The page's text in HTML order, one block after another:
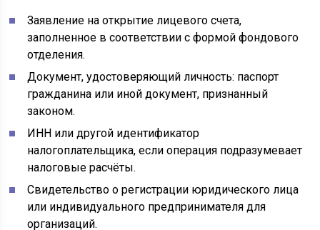
Заявление на открытие лицевого счета,
заполненное в соответствии с формой фондового
отделения.
Документ, удостоверяющий личность: паспорт
гражданина или иной документ, признанный
законом.
ИНН или другой идентификатор
налогоплательщика, если операция подразумевает
налоговые расчёты.
Свидетельство о регистрации юридического лица
или индивидуального предпринимателя для
организаций.